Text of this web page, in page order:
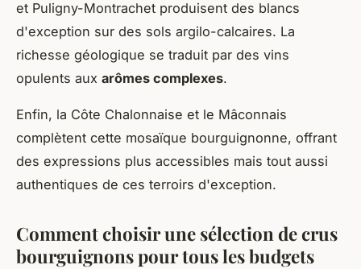
et Puligny-Montrachet produisent des blancs
d'exception sur des sols argilo-calcaires. La
richesse géologique se traduit par des vins
opulents aux arômes complexes.
Enfin, la Côte Chalonnaise et le Mâconnais
complètent cette mosaïque bourguignonne, offrant
des expressions plus accessibles mais tout aussi
authentiques de ces terroirs d'exception.
Comment choisir une sélection de crus
bourguignons pour tous les budgets